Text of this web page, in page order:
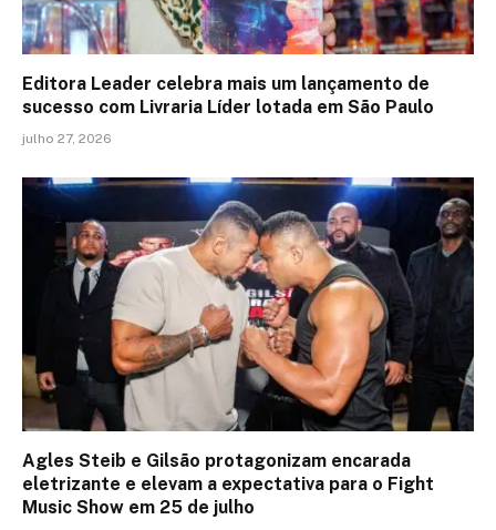
Editora Leader celebra mais um lançamento de
sucesso com Livraria Líder lotada em São Paulo
julho 27, 2026
Agles Steib e Gilsão protagonizam encarada
eletrizante e elevam a expectativa para o Fight
Music Show em 25 de julho